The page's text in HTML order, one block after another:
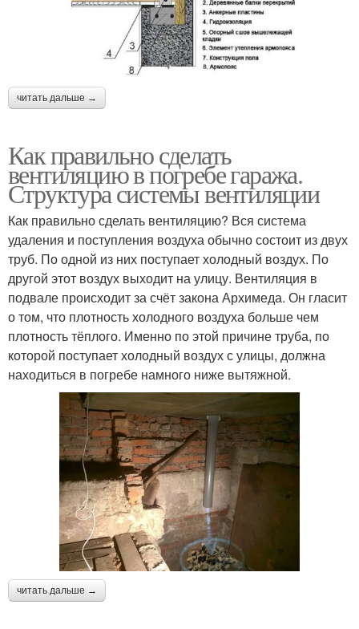
читать дальше →
Как правильно сделать
вентиляцию в погребе гаража.
Структура системы вентиляции
Как правильно сделать вентиляцию? Вся система
удаления и поступления воздуха обычно состоит из двух
труб. По одной из них поступает холодный воздух. По
другой этот воздух выходит на улицу. Вентиляция в
подвале происходит за счёт закона Архимеда. Он гласит
о том, что плотность холодного воздуха больше чем
плотность тёплого. Именно по этой причине труба, по
которой поступает холодный воздух с улицы, должна
находиться в погребе намного ниже вытяжной.
читать дальше →